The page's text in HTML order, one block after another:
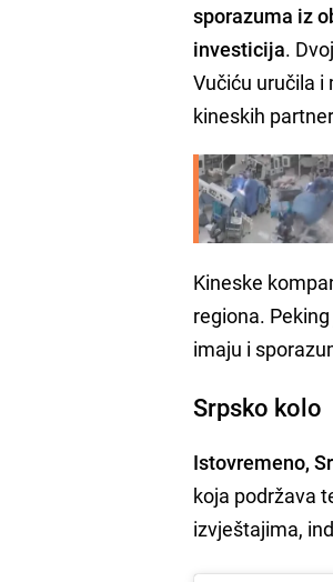
sporazuma iz
investicija.
Vučiću uručila
kineskih
Kineske
regiona.
imaju i
Srpsko kolo
Istovremeno,
koja podržava
izvještajima,